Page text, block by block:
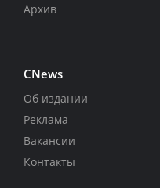
Архив
CNews
Об издании
Реклама
Вакансии
Контакты